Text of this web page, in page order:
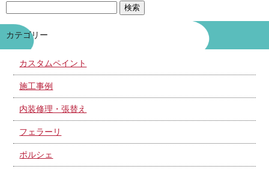
カテゴリー
カスタムペイント
施工事例
内装修理・張替え
フェラーリ
ポルシェ